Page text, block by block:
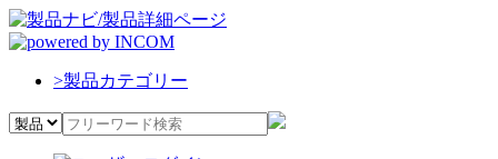
>製品カテゴリー